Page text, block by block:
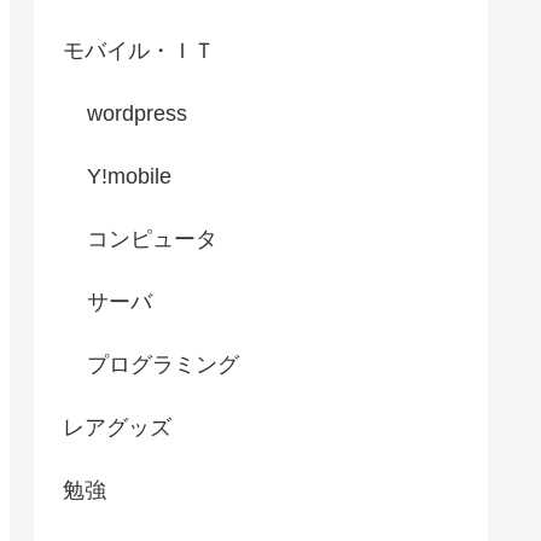
モバイル・ＩＴ
wordpress
Y!mobile
コンピュータ
サーバ
プログラミング
レアグッズ
勉強